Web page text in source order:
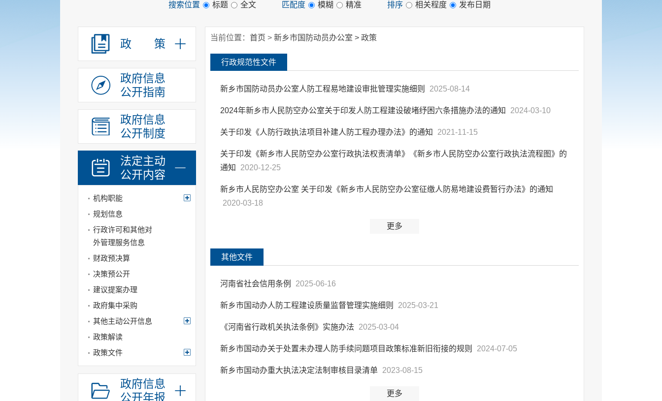
搜索位置 标题 全文 匹配度 模糊 精准 排序 相关程度 发布日期
政 策
政府信息
公开指南
政府信息
公开制度
法定主动
公开内容
机构职能
规划信息
行政许可和其他对
外管理服务信息
财政预决算
决策预公开
建议提案办理
政府集中采购
其他主动公开信息
政策解读
政策文件
政府信息
公开年报
当前位置： 首页 > 新乡市国防动员办公室 > 政策
行政规范性文件
新乡市国防动员办公室人防工程易地建设审批管理实施细则 2025-08-14
2024年新乡市人民防空办公室关于印发人防工程建设破堵纾困六条措施办法的通知 2024-03-10
关于印发《人防行政执法项目补建人防工程办理办法》的通知 2021-11-15
关于印发《新乡市人民防空办公室行政执法权责清单》《新乡市人民防空办公室行政执法流程图》的
通知
2020-12-25
新乡市人民防空办公室 关于印发《新乡市人民防空办公室征缴人防易地建设费暂行办法》的通知
2020-03-18
更多
其他文件
河南省社会信用条例 2025-06-16
新乡市国动办人防工程建设质量监督管理实施细则 2025-03-21
《河南省行政机关执法条例》实施办法 2025-03-04
新乡市国动办关于处置未办理人防手续问题项目政策标准新旧衔接的规则 2024-07-05
新乡市国动办重大执法决定法制审核目录清单 2023-08-15
更多